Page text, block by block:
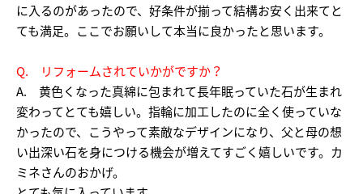
に入るのがあったので、好条件が揃って結構お安く出来てと
ても満足。ここでお願いして本当に良かったと思います。
Q. リフォームされていかがですか？
A. 黄色くなった真綿に包まれて長年眠っていた石が生まれ
変わってとても嬉しい。指輪に加工したのに全く使っていな
かったので、こうやって素敵なデザインになり、父と母の想
い出深い石を身につける機会が増えてすごく嬉しいです。カ
ミネさんのおかげ。